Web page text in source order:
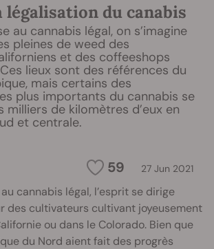
légalisation du canabis
au cannabis légal, on s’imagine
pleines de weed des
et des coffeeshops
lieux sont des références du
mais certains des
plus importants du cannabis se
milliers de kilomètres d’eux en
et centrale.
59 27 Jun 2021
cannabis légal, l’esprit se dirige
des cultivateurs cultivant joyeusement
ou dans le Colorado. Bien que
du Nord aient fait des progrès